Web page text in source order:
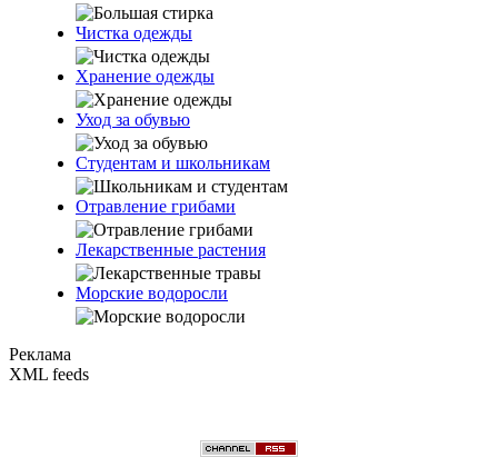
Чистка одежды
Хранение одежды
Уход за обувью
Студентам и школьникам
Отравление грибами
Лекарственные растения
Морские водоросли
Реклама
XML feeds